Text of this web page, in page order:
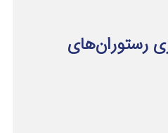
رستوران‌های